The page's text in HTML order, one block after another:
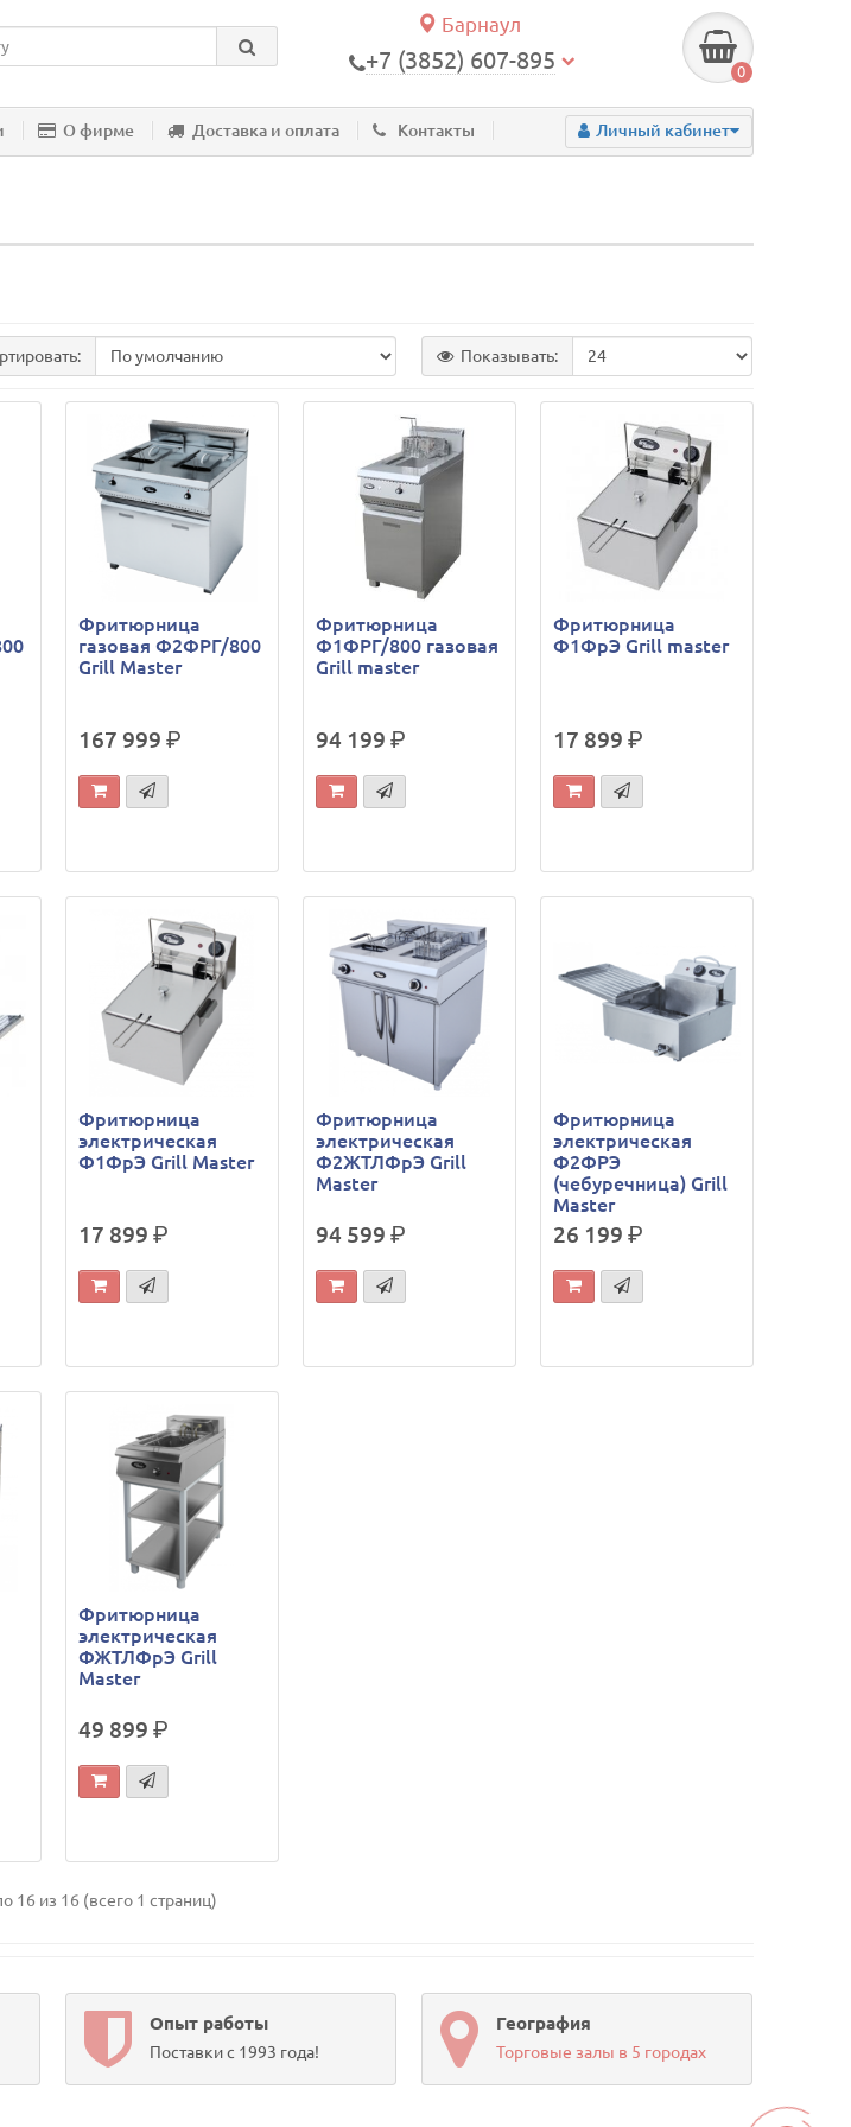
Барнаул
+7 (3852) 607-895 0
О фирме Доставка и оплата Контакты Личный кабинет
Показывать:
Фритюрница
газовая Ф2ФРГ/800
Grill Master
167 999 р.
Фритюрница
Ф1ФРГ/800 газовая
Grill master
94 199 р.
Фритюрница
Ф1ФрЭ Grill master
17 899 р.
Фритюрница
электрическая
Ф1ФрЭ Grill Master
17 899 р.
Фритюрница
электрическая
Ф2ЖТЛФрЭ Grill
Master
94 599 р.
Фритюрница
электрическая
Ф2ФРЭ
(чебуречница) Grill
Master
26 199 р.
Фритюрница
электрическая
ФЖТЛФрЭ Grill
Master
49 899 р.
16 из 16 (всего 1 страниц)
Опыт работы
Поставки с 1993 года!
География
Торговые залы в 5 городах